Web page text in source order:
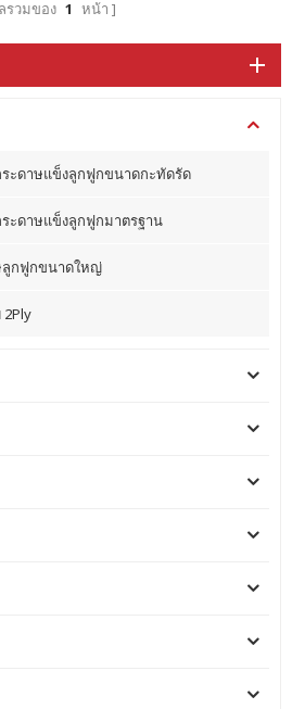
รวมของ 1 หน้า
ระดาษแข็งลูกฟูกขนาดกะทัดรัด
ะดาษแข็งลูกฟูกมาตรฐาน
ลูกฟูกขนาดใหญ่
2Ply